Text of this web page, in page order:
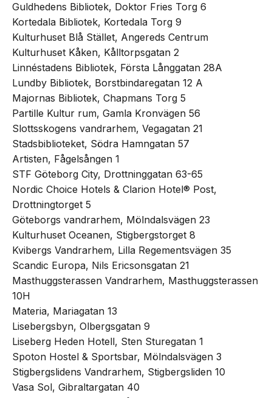
Guldhedens Bibliotek, Doktor Fries Torg 6
Kortedala Bibliotek, Kortedala Torg 9
Kulturhuset Blå Stället, Angereds Centrum
Kulturhuset Kåken, Kålltorpsgatan 2
Linnéstadens Bibliotek, Första Långgatan 28A
Lundby Bibliotek, Borstbindaregatan 12 A
Majornas Bibliotek, Chapmans Torg 5
Partille Kultur rum, Gamla Kronvägen 56
Slottsskogens vandrarhem, Vegagatan 21
Stadsbiblioteket, Södra Hamngatan 57
Artisten, Fågelsången 1
STF Göteborg City, Drottninggatan 63-65
Nordic Choice Hotels & Clarion Hotel® Post,
Drottningtorget 5
Göteborgs vandrarhem, Mölndalsvägen 23
Kulturhuset Oceanen, Stigbergstorget 8
Kvibergs Vandrarhem, Lilla Regementsvägen 35
Scandic Europa, Nils Ericsonsgatan 21
Masthuggsterassen Vandrarhem, Masthuggsterassen
10H
Materia, Mariagatan 13
Lisebergsbyn, Olbergsgatan 9
Liseberg Heden Hotell, Sten Sturegatan 1
Spoton Hostel & Sportsbar, Mölndalsvägen 3
Stigbergslidens Vandrarhem, Stigbergsliden 10
Vasa Sol, Gibraltargatan 40